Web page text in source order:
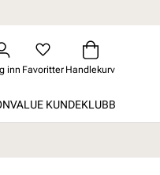
inn Favoritter Handlekurv
VALUE KUNDEKLUBB